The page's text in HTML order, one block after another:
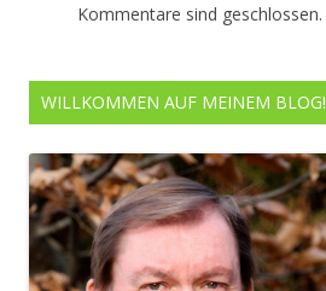
Kommentare sind geschlossen.
WILLKOMMEN AUF MEINEM BLOG!